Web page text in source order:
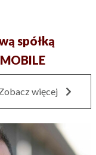
spółką
więcej